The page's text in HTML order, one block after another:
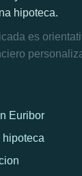
hipoteca.
es
Euribor